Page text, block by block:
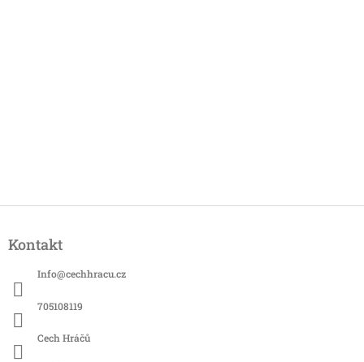
pKontakt
Info@cechhracu.cz
705108119
Cech Hráčů